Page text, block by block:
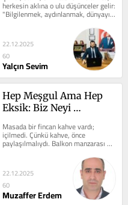
herkesin aklına o ulu düşünceler gelir:
"Bilgilenmek, aydınlanmak, dünyayı
anlamak." Öyle mi...
22.12.2025
60
Yalçın Sevim
Hep Meşgul Ama Hep
Eksik: Biz Neyi
Masada bir fincan kahve vardı;
içilmedi. Çünkü kahve, önce
paylaşılmalıydı. Balkon manzarası
arkasına alındı, fincan en güzel
22.12.2025
60
Muzaffer Erdem